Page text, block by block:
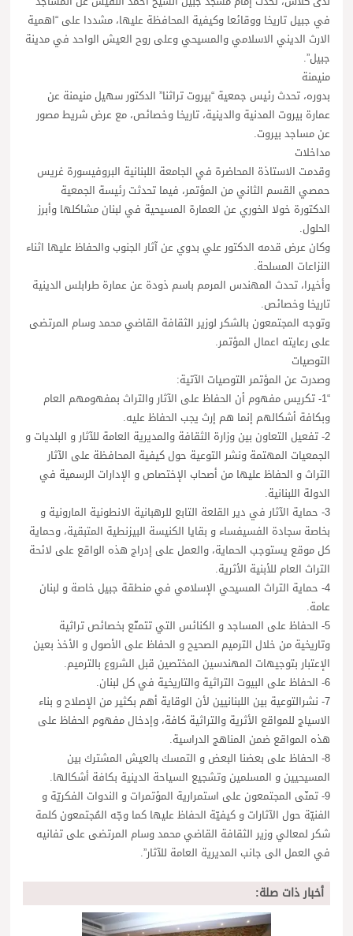
في جبيل تاريخا ووقائعا وكيفية المحافظة عليها، مشددا على “اهمية
الارث الديني الاسلامي والمسيحي وعلى روح العيش الواحد في مدينة
جبيل”.
منيمنة
بدوره، تحدث رئيس جمعية “بيروت تراثنا” الدكتور سهيل منيمنة عن
عمارة بيروت المدنية والدينية، تاريخا وخصائص، مع عرض شريط مصور
عن مساجد بيروت.
مداخلات
وقدمت الاستاذة المحاضرة في الجامعة اللبنانية البروفيسورة غريس
حمصي القسم الثاني من المؤتمر، فيما تحدثت رئيسة الجمعية
الدكتورة خولا الخوري عن العمارة المسيحية في لبنان مشاكلها وأبرز
الحلول.
وكان عرض قدمه الدكتور علي بدوي عن آثار الجنوب والحفاظ عليها اثناء
النزاعات المسلحة.
وأخيرا، تحدث المهندس المرمم باسم ذودة عن عمارة طرابلس الدينية
تاريخا وخصائص.
وتوجه المجتمعون بالشكر لوزير الثقافة القاضي محمد وسام المرتضى
على رعايته اعمال المؤتمر.
التوصيات
وصدرت عن المؤتمر التوصيات الآتية:
“1- تكريس مفهوم أن الحفاظ على الآثار والتراث بمفهومهم العام
وبكافة أشكالهم إنما هم إرث يجب الحفاظ عليه.
2- تفعيل التعاون بين وزارة الثقافة والمديرية العامة للآثار و البلديات و
الجمعيات المهتمة ونشر التوعية حول كيفية المحافظة على الآثار
التراث و الحفاظ عليها من أصحاب الإختصاص و الإدارات الرسمية في
الدولة اللبنانية.
3- حماية الآثار في دير القلعة التابع للرهبانية الانطونية المارونية و
بخاصة سجادة الفسيفساء و بقايا الكنيسة البيزنطية المتبقية، وحماية
كل موقع يستوجب الحماية، والعمل على إدراج هذه الواقع على لائحة
التراث العام للأبنية الأثرية.
4- حماية التراث المسيحي الإسلامي في منطقة جبيل خاصة و لبنان
عامة.
5- الحفاظ على المساجد و الكنائس التي تتمتّع بخصائص تراثية
وتاريخية من خلال الترميم الصحيح و الحفاظ على الأصول و الأخذ بعين
الإعتبار بتوجيهات المهندسين المختصين قبل الشروع بالترميم.
6- الحفاظ على البيوت التراثية والتاريخية في كل لبنان.
7- نشرالتوعية بين اللبنانيين لأن الوقاية أهم بكثير من الإصلاح و بناء
الاسياج للمواقع الأثرية والتراثية كافة، وإدخال مفهوم الحفاظ على
هذه المواقع ضمن المناهج الدراسية.
8- الحفاظ على بعضنا البعض و التمسك بالعيش المشترك بين
المسيحيين و المسلمين وتشجيع السياحة الدينية بكافة أشكالها.
9- تمنّى المجتمعون على استمرارية المؤتمرات و الندوات الفكريّة و
الفنيّة حول الآثارات و كيفيّة الحفاظ عليها كما وجّه المُجتمعون كلمة
شكر لمعالي وزير الثقافة القاضي محمد وسام المرتضى على تفانيه
في العمل الى جانب المديرية العامة للآثار”.
أخبار ذات صلة: